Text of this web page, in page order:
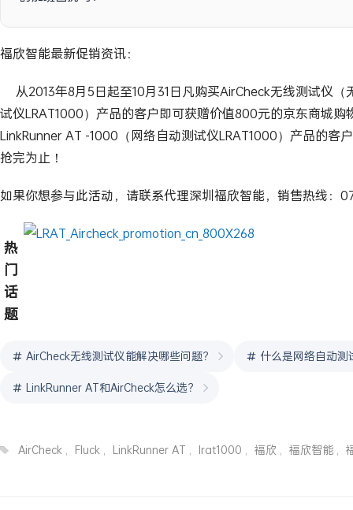
福欣智能最新促销资讯：
从2013年8月5日起至10月31日凡购买AirCheck无线测试仪
试仪LRAT1000）产品的客户即可获赠价值800元的京东商城
LinkRunner AT -1000（网络自动测试仪LRAT1000）产品的
抢完为止！
如果你想参与此活动，请联系代理深圳福欣智能，销售热线：
热
门
话
题
AirCheck无线测试仪能解决哪些问题？ 什么是网络自动测
LinkRunner AT和AirCheck怎么选？
AirCheck , Fluck , LinkRunner AT , lrat1000 , 福欣 , 福欣智能 ,